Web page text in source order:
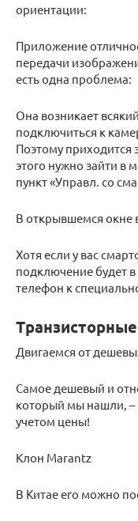
ориентации:
Приложение
передачи
есть одна проблема:
Она возникает
подключиться к
Поэтому приходится
этого нужно зайти в
пункт «Управл. со
В открывшемся окне
Хотя если у вас
подключение будет
телефон к
Двигаемся от
Самое дешевый и
который мы нашли, –
учетом цены!
Клон Marantz
В Китае его можно